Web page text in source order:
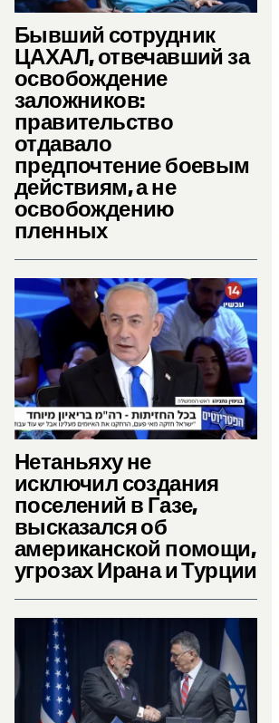
Бывший сотрудник
ЦАХАЛ, отвечавший за
освобождение
заложников:
правительство
отдавало
предпочтение боевым
действиям, а не
освобождению
пленных
Нетаньяху не
исключил создания
поселений в Газе,
высказался об
американской помощи,
угрозах Ирана и Турции